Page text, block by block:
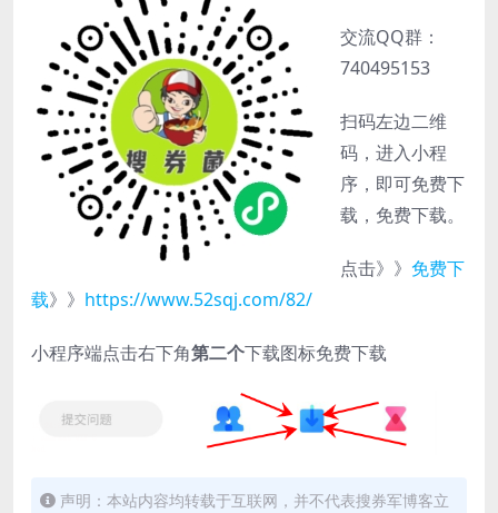
交流QQ群：
740495153
扫码左边二维
码，进入小程
序，即可免费下
载，免费下载。
点击》》 免费下
载》》 https://www.52sqj.com/82/
小程序端点击右下角第二个下载图标免费下载
声明：本站内容均转载于互联网，并不代表搜券军博客立